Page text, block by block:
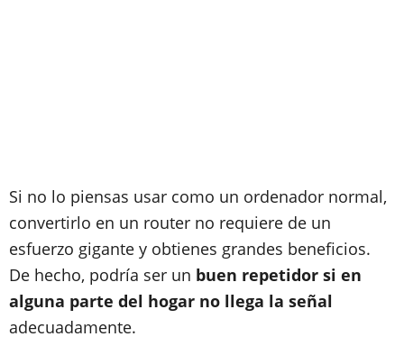
Si no lo piensas usar como un ordenador normal,
convertirlo en un router no requiere de un
esfuerzo gigante y obtienes grandes beneficios.
De hecho, podría ser un buen repetidor si en
alguna parte del hogar no llega la señal
adecuadamente.